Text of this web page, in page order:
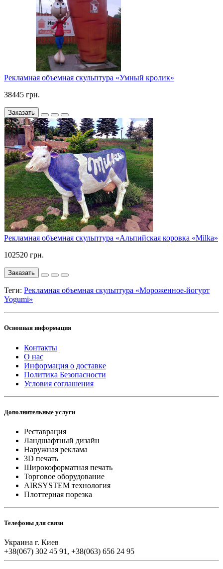
Рекламная объемная скульптура «Умный кролик»
38445 грн.
Заказать
Рекламная объемная скульптура «Альпийская коровка «Milka»
102520 грн.
Заказать
Теги: Рекламная объемная скульптура «Мороженное-йогурт
Yogumi»
Основная информация
Контакты
О нас
Информация о доставке
Политика Безопасности
Условия соглашения
Дополнительные услуги
Реставрация
Ландшафтный дизайн
Наружная реклама
3D печать
Широкоформатная печать
Торговое оборудование
AIRSYSTEM технология
Плоттерная порезка
Телефоны для связи
Украина г. Киев
+38(067) 302 45 91, +38(063) 656 24 95